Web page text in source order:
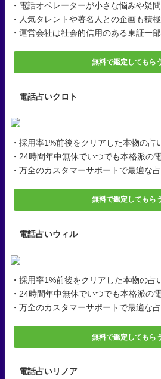
・電話オペレーターが小さな悩みや疑
・人気タレントや著名人との企画も積
・運営会社は社会的信用のある東証一
無料で鑑定してもら
電話占いクロト
・採用率1%前後をクリアした本物の占
・24時間年中無休でいつでも本格派の
・万全のカスタマーサポートで最適な
無料で鑑定してもら
電話占いウィル
・採用率1%前後をクリアした本物の占
・24時間年中無休でいつでも本格派の
・万全のカスタマーサポートで最適な
無料で鑑定してもら
電話占いリノア